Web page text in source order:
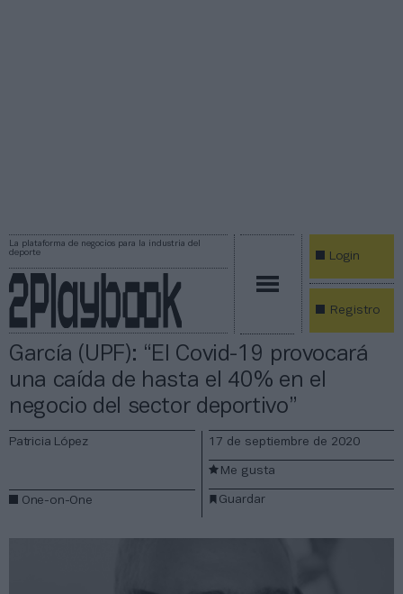
La plataforma de negocios para la industria del
deporte
Login
Registro
García (UPF): “El Covid-19 provocará
una caída de hasta el 40% en el
negocio del sector deportivo”
Patricia López
One-on-One
17 de septiembre de 2020
Guardar
Me gusta